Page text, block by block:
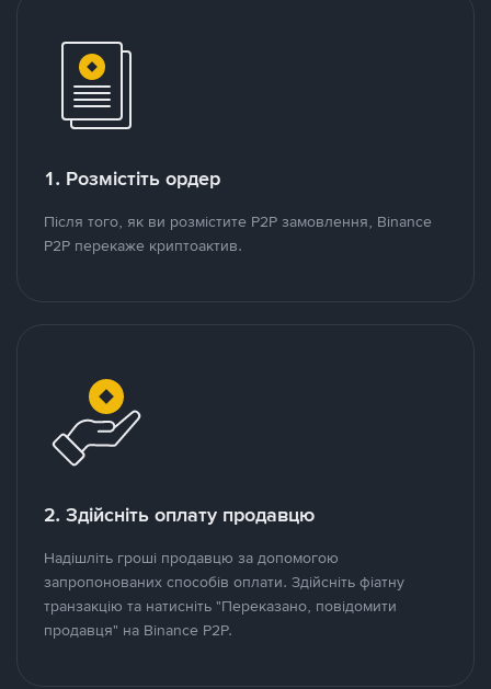
1. Розмістіть ордер
Після того, як ви розмістите P2P замовлення, Binance
P2P перекаже криптоактив.
2. Здійсніть оплату продавцю
Надішліть гроші продавцю за допомогою
запропонованих способів оплати. Здійсніть фіатну
транзакцію та натисніть "Переказано, повідомити
продавця" на Binance P2P.